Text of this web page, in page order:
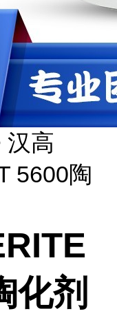
汉高
5600陶
化剂